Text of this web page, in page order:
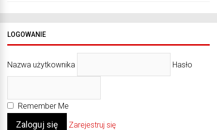
LOGOWANIE
Nazwa użytkownika Hasło
Remember Me
Zarejestruj się